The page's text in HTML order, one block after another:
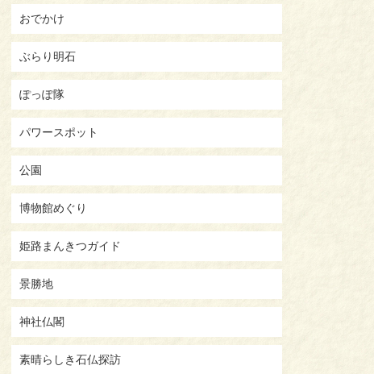
おでかけ
ぶらり明石
ぽっぽ隊
パワースポット
公園
博物館めぐり
姫路まんきつガイド
景勝地
神社仏閣
素晴らしき石仏探訪